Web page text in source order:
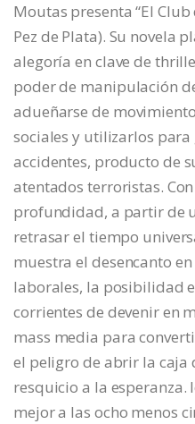
Moutas presenta “El
Pez de Plata). Su novela
alegoría en clave de
poder de manipulación
adueñarse de
sociales y utilizarlos
accidentes, producto de
atentados terroristas.
profundidad, a partir de
retrasar el tiempo
muestra el desencanto
laborales, la posibilidad
corrientes de devenir en
mass media para
el peligro de abrir la caja
resquicio a la esperanza.
mejor a las ocho menos